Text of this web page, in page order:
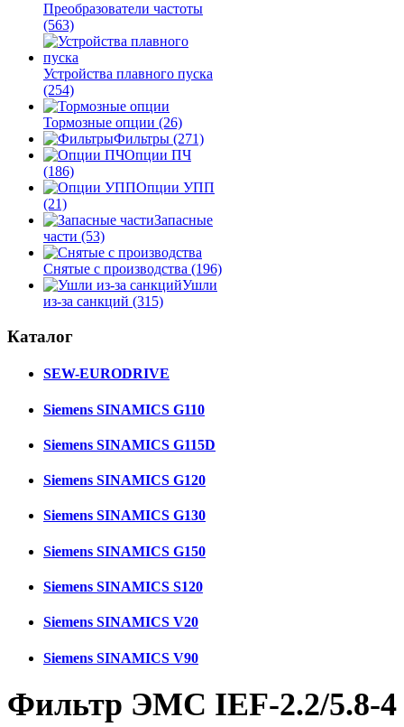
Преобразователи частоты
(563)
Устройства плавного пуска
(254)
Тормозные опции (26)
Фильтры (271)
Опции ПЧ
(186)
Опции УПП
(21)
Запасные
части (53)
Снятые с производства (196)
Ушли
из-за санкций (315)
Каталог
SEW-EURODRIVE
Siemens SINAMICS G110
Siemens SINAMICS G115D
Siemens SINAMICS G120
Siemens SINAMICS G130
Siemens SINAMICS G150
Siemens SINAMICS S120
Siemens SINAMICS V20
Siemens SINAMICS V90
Фильтр ЭМС IEF-2.2/5.8-4